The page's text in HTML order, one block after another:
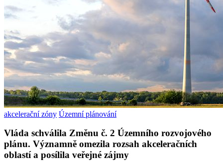
akcelerační zóny Územní plánování
Vláda schválila Změnu č. 2 Územního rozvojového
plánu. Významně omezila rozsah akceleračních
oblastí a posílila veřejné zájmy